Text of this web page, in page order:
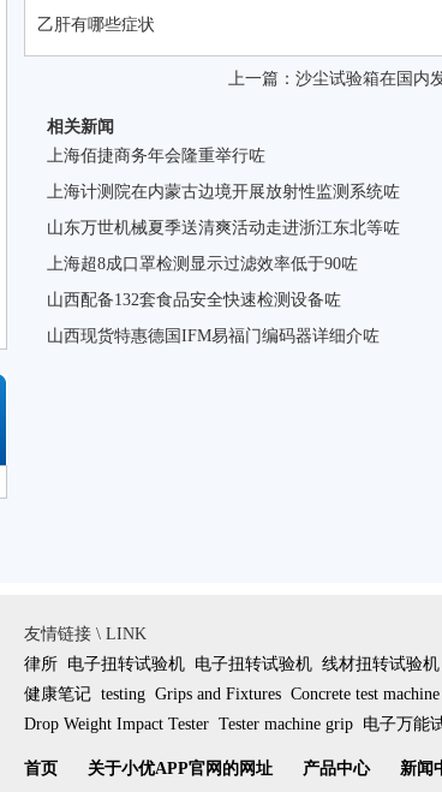
乙肝有哪些症状
上一篇： 沙尘试验箱在国内
相关新闻
上海佰捷商务年会隆重举行咗
上海计测院在内蒙古边境开展放射性监测系统咗
山东万世机械夏季送清爽活动走进浙江东北等咗
上海超8成口罩检测显示过滤效率低于90咗
山西配备132套食品安全快速检测设备咗
山西现货特惠德国IFM易福门编码器详细介咗
友情链接 \ LINK
律所 电子扭转试验机 电子扭转试验机 线材扭转试验机
健康笔记 testing Grips and Fixtures Concrete test machine
Drop Weight Impact Tester Tester machine grip 电子万能
首页 关于小优APP官网的网址 产品中心 新闻